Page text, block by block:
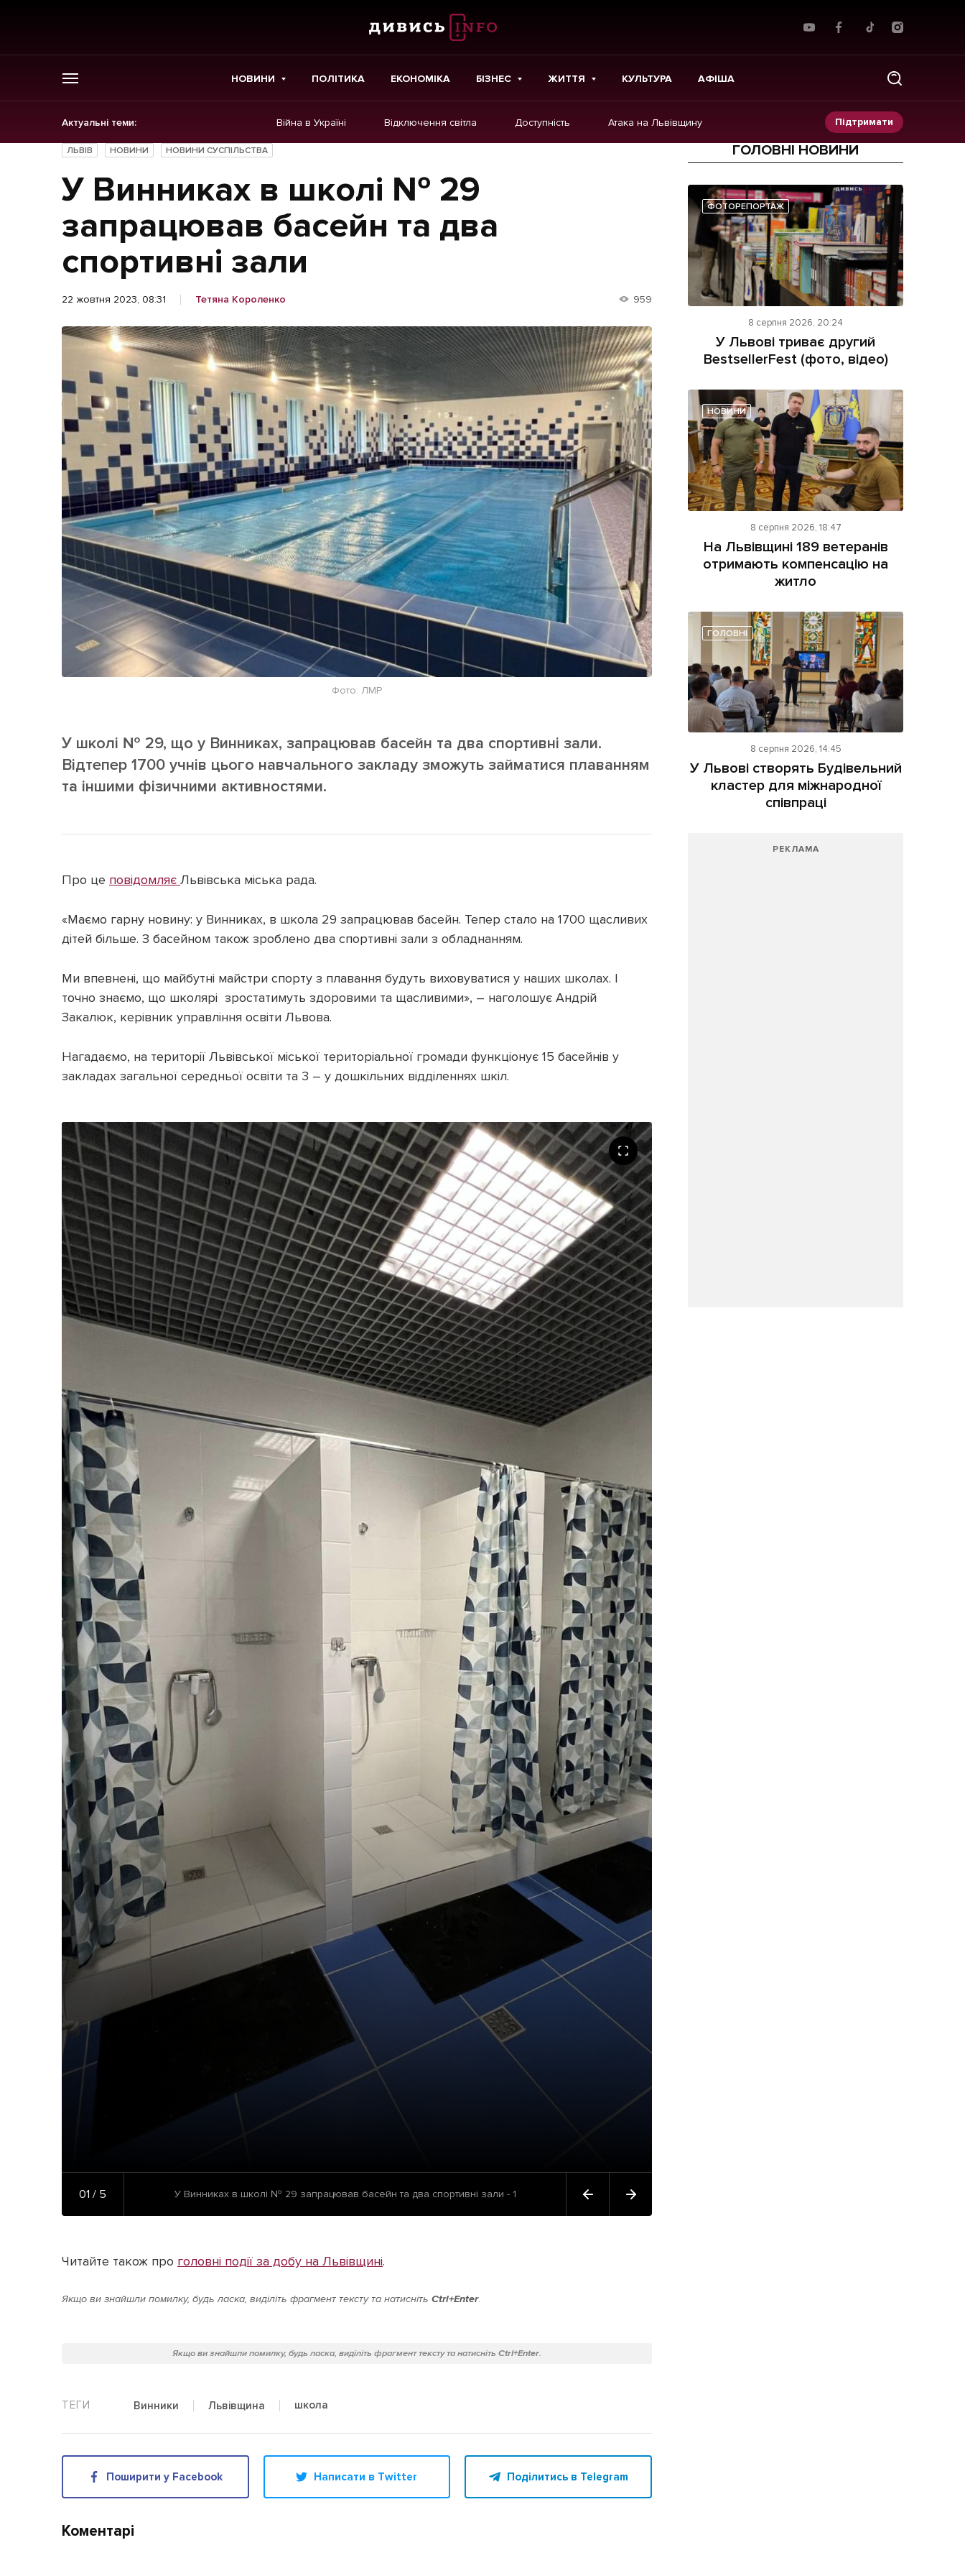
НОВИНИ ПОЛІТИКА ЕКОНОМІКА БІЗНЕС ЖИТТЯ КУЛЬТУРА АФІША
Актуальні теми: Війна в Україні Відключення світла Доступність Атака на Львівщину Підтримати
ГОЛОВНЕ
Новини
Політика
Економіка
Бізнес
Життя
Культура
Афіша
Репортаж
Лонгріди
Прес-релізи
Фото/Відео
Made in Lviv
[email protected]
Реклама на сайті
Політика конфіденційності
ЛЬВІВ НОВИНИ НОВИНИ СУСПІЛЬСТВА
У Винниках в школі № 29
запрацював басейн та два
спортивні зали
22 жовтня 2023, 08:31 Тетяна Короленко 959
Фото: ЛМР
У школі № 29, що у Винниках, запрацював басейн та два спортивні зали.
Відтепер 1700 учнів цього навчального закладу зможуть займатися плаванням
та іншими фізичними активностями.
Про це повідомляє Львівська міська рада.
«Маємо гарну новину: у Винниках, в школа 29 запрацював басейн. Тепер стало на 1700 щасливих
дітей більше. З басейном також зроблено два спортивні зали з обладнанням.
Ми впевнені, що майбутні майстри спорту з плавання будуть виховуватися у наших школах. І
точно знаємо, що школярі зростатимуть здоровими та щасливими», – наголошує Андрій
Закалюк, керівник управління освіти Львова.
Нагадаємо, на території Львівської міської територіальної громади функціонує 15 басейнів у
закладах загальної середньої освіти та 3 – у дошкільних відділеннях шкіл.
01 / 5 У Винниках в школі № 29 запрацював басейн та два спортивні зали - 1
Читайте також про головні події за добу на Львівщині.
Якщо ви знайшли помилку, будь ласка, виділіть фрагмент тексту та натисніть Ctrl+Enter.
Якщо ви знайшли помилку, будь ласка, виділіть фрагмент тексту та натисніть Ctrl+Enter.
Винники Львівщина школа
Поширити у Facebook Написати в Twitter Поділитись в Telegram
Коментарі
ГОЛОВНІ НОВИНИ
ФОТОРЕПОРТАЖ
8 серпня 2026, 20:24
У Львові триває другий
BestsellerFest (фото, відео)
НОВИНИ
8 серпня 2026, 18:47
На Львівщині 189 ветеранів
отримають компенсацію на
житло
ГОЛОВНІ
8 серпня 2026, 14:45
У Львові створять Будівельний
кластер для міжнародної
співпраці
РЕКЛАМА